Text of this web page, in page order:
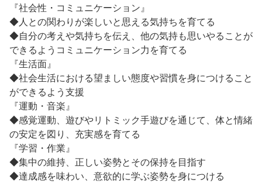
『社会性・コミュニケーション』
◆人との関わりが楽しいと思える気持ちを育てる
◆自分の考えや気持ちを伝え、他の気持も思いやることが
できるようコミュニケーション力を育てる
『生活面』
◆社会生活における望ましい態度や習慣を身につけること
ができるよう支援
『運動・音楽』
◆感覚運動、遊びやリトミック手遊びを通じて、体と情緒
の安定を図り、充実感を育てる
『学習・作業』
◆集中の維持、正しい姿勢とその保持を目指す
◆達成感を味わい、意欲的に学ぶ姿勢を身につける